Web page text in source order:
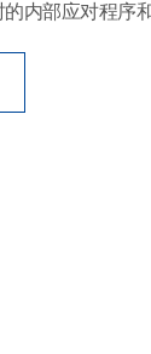
内部应对程序